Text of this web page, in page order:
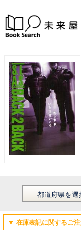
▼ 在庫表記に関するご注